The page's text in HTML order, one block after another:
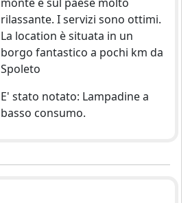
rilassante. I servizi sono ottimi.
La location è situata in un
borgo fantastico a pochi km da
Spoleto
E' stato notato: Lampadine a
basso consumo.